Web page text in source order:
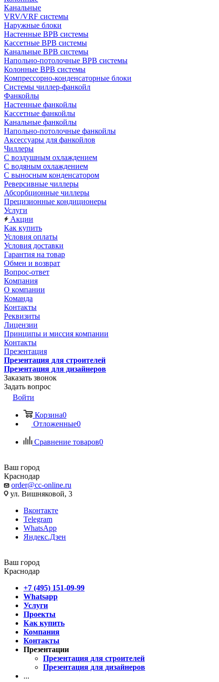
Канальные
VRV/VRF системы
Наружные блоки
Настенные ВРВ системы
Кассетные ВРВ системы
Канальные ВРВ системы
Напольно-потолочные ВРВ системы
Колонные ВРВ системы
Компрессорно-конденсаторные блоки
Системы чиллер-фанкойл
Фанкойлы
Настенные фанкойлы
Кассетные фанкойлы
Канальные фанкойлы
Напольно-потолочные фанкойлы
Аксессуары для фанкойлов
Чиллеры
С воздушным охлаждением
С водяным охлаждением
С выносным конденсатором
Реверсивные чиллеры
Абсорбционные чиллеры
Прецизионные кондиционеры
Услуги
Акции
Как купить
Условия оплаты
Условия доставки
Гарантия на товар
Обмен и возврат
Вопрос-ответ
Компания
О компании
Команда
Контакты
Реквизиты
Лицензии
Принципы и миссия компании
Контакты
Презентация
Презентация для строителей
Презентация для дизайнеров
Заказать звонок
Задать вопрос
Войти
Корзина0
Отложенные0
Сравнение товаров0
Ваш город
Краснодар
order@cc-online.ru
ул. Вишняковой, 3
Вконтакте
Telegram
WhatsApp
Яндекс.Дзен
Ваш город
Краснодар
+7 (495) 151-09-99
Whatsapp
Услуги
Проекты
Как купить
Компания
Контакты
Презентации
Презентация для строителей
Презентация для дизайнеров
...